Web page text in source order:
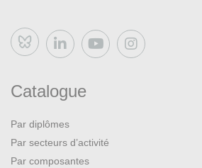
Bluesky
Catalogue
Par diplômes
Par secteurs d’activité
Par composantes